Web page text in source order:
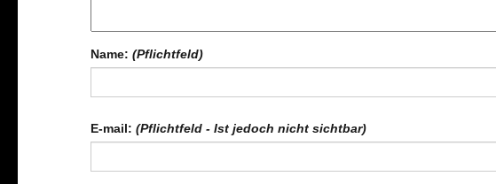
Name: (Pflichtfeld)
E-mail: (Pflichtfeld - Ist jedoch nicht sichtbar)